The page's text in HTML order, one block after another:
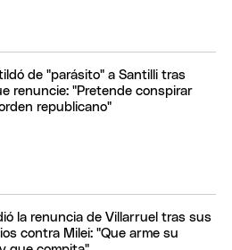
de "parásito" a Santilli tras
renuncie: "Pretende conspirar
republicano"
la renuncia de Villarruel tras sus
contra Milei: "Que arme su